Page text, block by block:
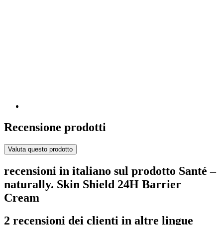
Recensione prodotti
Valuta questo prodotto
recensioni in italiano sul prodotto Santé –
naturally. Skin Shield 24H Barrier
Cream
2 recensioni dei clienti in altre lingue